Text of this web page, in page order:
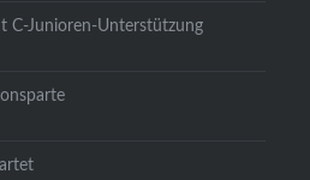
C-Junioren-Unterstützung